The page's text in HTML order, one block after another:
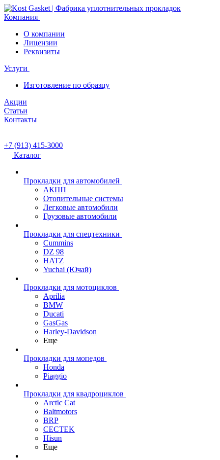
Компания
О компании
Лицензии
Реквизиты
Услуги
Изготовление по образцу
Акции
Статьи
Контакты
+7 (913) 415-3000
Каталог
Прокладки для автомобилей
АКПП
Отопительные системы
Легковые автомобили
Грузовые автомобили
Прокладки для спецтехники
Cummins
DZ 98
HATZ
Yuchai (Ючай)
Прокладки для мотоциклов
Aprilia
BMW
Ducati
GasGas
Harley-Davidson
Еще
Прокладки для мопедов
Honda
Piaggio
Прокладки для квадроциклов
Arctic Cat
Baltmotors
BRP
CECTEK
Hisun
Еще